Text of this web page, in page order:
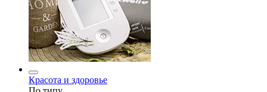
Красота и здоровье